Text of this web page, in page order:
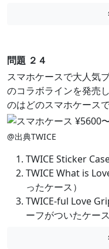
問題 ２４
スマホケースで大人気
のコラボラインを発売
のはどのスマホケース
@出典TWICE
TWICE Sticker
TWICE What is
ったケース）
TWICE-ful Love
ーフがついたケース